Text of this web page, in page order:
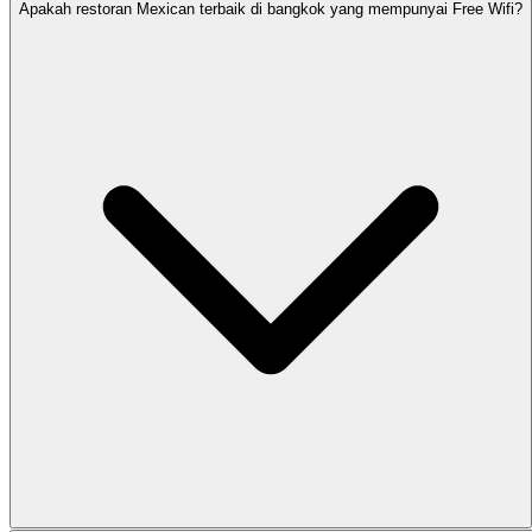
Apakah restoran Mexican terbaik di bangkok yang mempunyai Free Wifi?